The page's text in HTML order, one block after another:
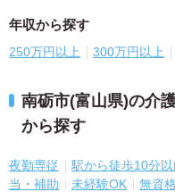
年収から探す
250万円以上 300万円以上
南砺市(富山県)の介
から探す
夜勤専従 駅から徒歩10分以
当・補助
未経験OK 無資